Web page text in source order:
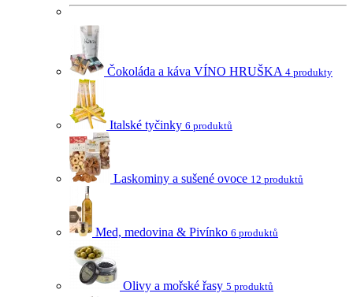
Čokoláda a káva VÍNO HRUŠKA 4 produkty
Italské tyčinky 6 produktů
Laskominy a sušené ovoce 12 produktů
Med, medovina & Pivínko 6 produktů
Olivy a mořské řasy 5 produktů